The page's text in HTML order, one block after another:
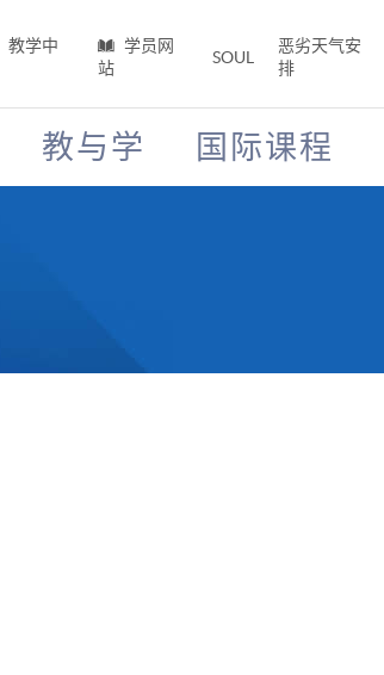
教学中
学员网
站
SOUL
恶劣天气安
排
教与学 国际课程